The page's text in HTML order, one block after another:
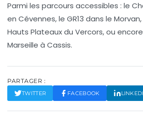
Parmi les parcours accessibles : le
en Cévennes, le GR13 dans le
Hauts Plateaux du Vercors, ou
Marseille à Cassis.
PARTAGER :
TWITTER FACEBOOK